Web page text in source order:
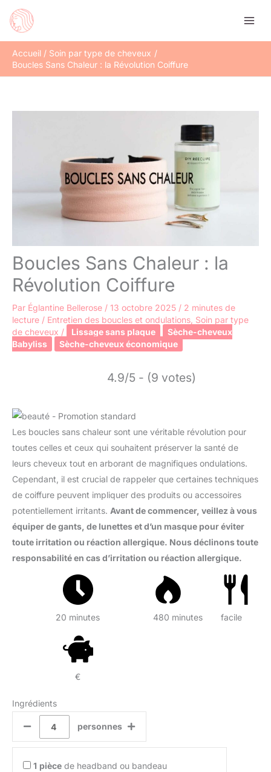
Accueil
Soin par type de cheveux
Boucles Sans Chaleur : la Révolution Coiffure
Boucles Sans Chaleur : la
Révolution Coiffure
Par Églantine Bellerose / 13 octobre 2025 / 2 minutes de
lecture / Entretien des boucles et ondulations Soin par type
de cheveux / Lissage sans plaque
Sèche-cheveux
Babyliss
Sèche-cheveux économique
4.9/5 - (9 votes)
Les boucles sans chaleur sont une véritable révolution pour
toutes celles et ceux qui souhaitent préserver la santé de
leurs cheveux tout en arborant de magnifiques ondulations.
Cependant, il est crucial de rappeler que certaines techniques
de coiffure peuvent impliquer des produits ou accessoires
potentiellement irritants. Avant de commencer, veillez à vous
équiper de gants, de lunettes et d’un masque pour éviter
toute irritation ou réaction allergique. Nous déclinons toute
responsabilité en cas d’irritation ou réaction allergique.
20 minutes 480 minutes facile
€
Ingrédients
personnes
1 pièce de headband ou bandeau
Rechercher